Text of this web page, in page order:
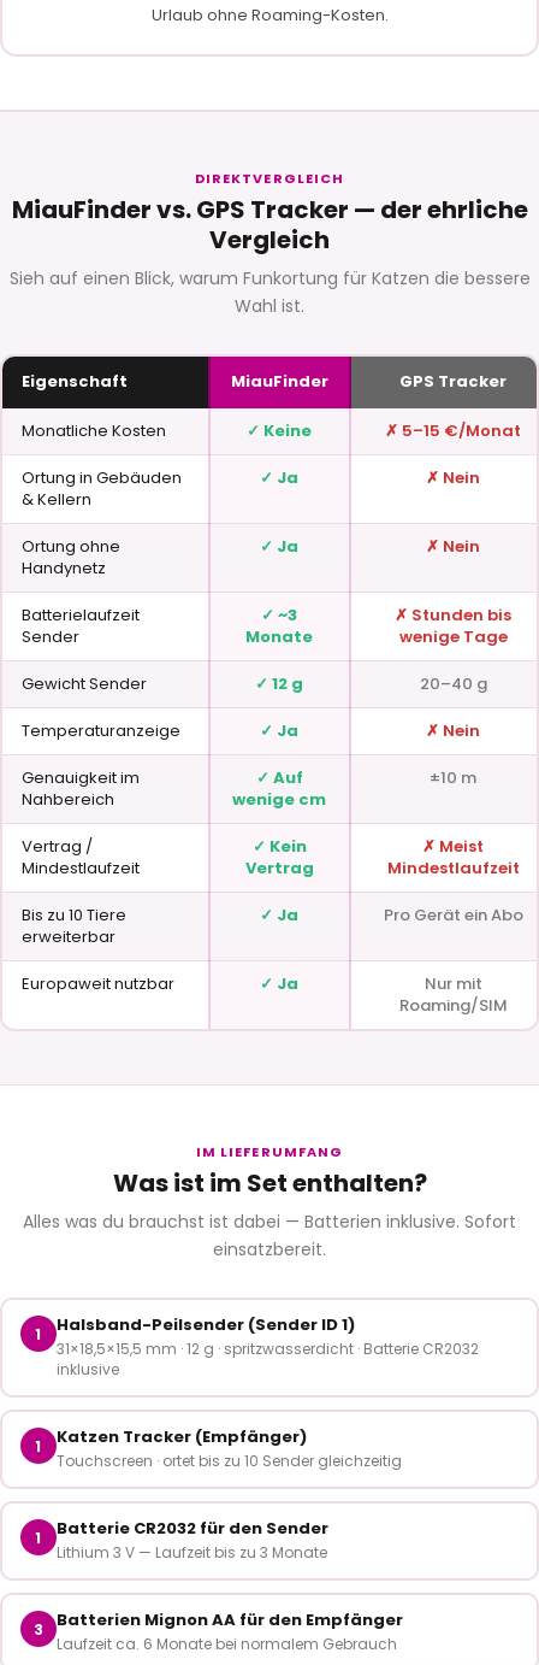
Urlaub ohne Roaming-Kosten.
DIREKTVERGLEICH
MiauFinder vs. GPS Tracker — der ehrliche
Vergleich
Sieh auf einen Blick, warum Funkortung für Katzen die bessere
Wahl ist.
Eigenschaft MiauFinder GPS Tracker
Monatliche Kosten ✓ Keine ✗ 5–15 €/Monat
Ortung in Gebäuden
& Kellern
✓ Ja ✗ Nein
Ortung ohne
Handynetz
✓ Ja ✗ Nein
Batterielaufzeit
Sender
✓ ~3
Monate
✗ Stunden bis
wenige Tage
Gewicht Sender ✓ 12 g 20–40 g
Temperaturanzeige ✓ Ja ✗ Nein
Genauigkeit im
Nahbereich
✓ Auf
wenige cm
±10 m
Vertrag /
Mindestlaufzeit
✓ Kein
Vertrag
✗ Meist
Mindestlaufzeit
Bis zu 10 Tiere
erweiterbar
✓ Ja Pro Gerät ein Abo
Europaweit nutzbar ✓ Ja
Nur mit
Roaming/SIM
IM LIEFERUMFANG
Was ist im Set enthalten?
Alles was du brauchst ist dabei — Batterien inklusive. Sofort
einsatzbereit.
1 Halsband-Peilsender (Sender ID 1)
31×18,5×15,5 mm · 12 g · spritzwasserdicht · Batterie CR2032
inklusive
1 Katzen Tracker (Empfänger)
Touchscreen · ortet bis zu 10 Sender gleichzeitig
1 Batterie CR2032 für den Sender
Lithium 3 V — Laufzeit bis zu 3 Monate
3 Batterien Mignon AA für den Empfänger
Laufzeit ca. 6 Monate bei normalem Gebrauch